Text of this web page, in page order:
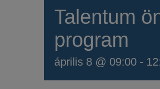
Talentum
program
április 8 @ 09:00 -